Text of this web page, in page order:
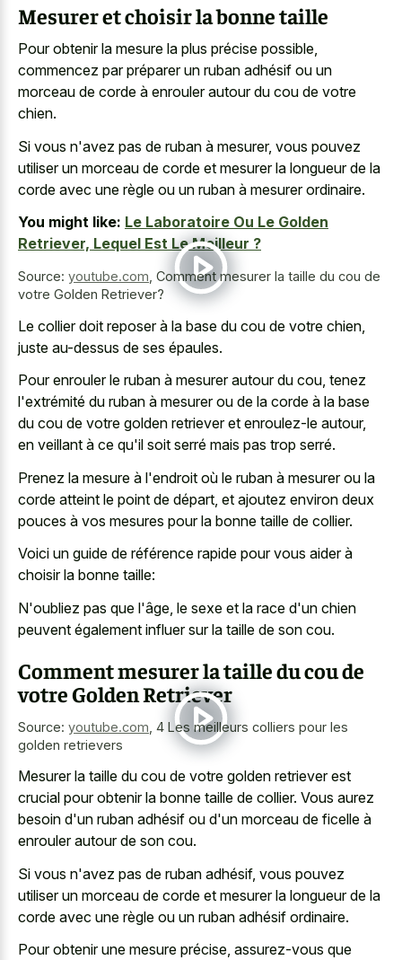
Mesurer et choisir la bonne taille
Pour obtenir la mesure la plus précise possible,
commencez par préparer un ruban adhésif ou un
morceau de corde à enrouler autour du cou de votre
chien.
Si vous n'avez pas de ruban à mesurer, vous pouvez
utiliser un morceau de corde et mesurer la longueur de la
corde avec une règle ou un ruban à mesurer ordinaire.
You might like: Le Laboratoire Ou Le Golden
Retriever, Lequel Est Le Meilleur ?
Source: youtube.com Comment mesurer la taille du cou de
votre Golden Retriever?
Le collier doit reposer à la base du cou de votre chien,
juste au-dessus de ses épaules.
Pour enrouler le ruban à mesurer autour du cou, tenez
l'extrémité du ruban à mesurer ou de la corde à la base
du cou de votre golden retriever et enroulez-le autour,
en veillant à ce qu'il soit serré mais pas trop serré.
Prenez la mesure à l'endroit où le ruban à mesurer ou la
corde atteint le point de départ, et ajoutez environ deux
pouces à vos mesures pour la bonne taille de collier.
Voici un guide de référence rapide pour vous aider à
choisir la bonne taille:
N'oubliez pas que l'âge, le sexe et la race d'un chien
peuvent également influer sur la taille de son cou.
Comment mesurer la taille du cou de
votre Golden Retriever
Source: youtube.com 4 Les meilleurs colliers pour les
golden retrievers
Mesurer la taille du cou de votre golden retriever est
crucial pour obtenir la bonne taille de collier. Vous aurez
besoin d'un ruban adhésif ou d'un morceau de ficelle à
enrouler autour de son cou.
Si vous n'avez pas de ruban adhésif, vous pouvez
utiliser un morceau de corde et mesurer la longueur de la
corde avec une règle ou un ruban adhésif ordinaire.
Pour obtenir une mesure précise, assurez-vous que